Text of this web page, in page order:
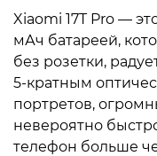
Xiaomi 17T Pro —
мАч батареей,
без розетки,
5-кратным
портретов,
невероятно
телефон больше